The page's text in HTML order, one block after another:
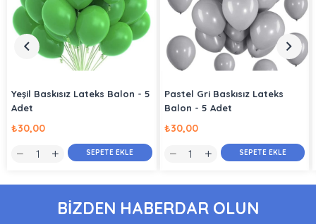
Yeşil Baskısız Lateks Balon - 5
Adet
₺30,00
SEPETE EKLE
Pastel Gri Baskısız Lateks
Balon - 5 Adet
₺30,00
SEPETE EKLE
BİZDEN HABERDAR OLUN